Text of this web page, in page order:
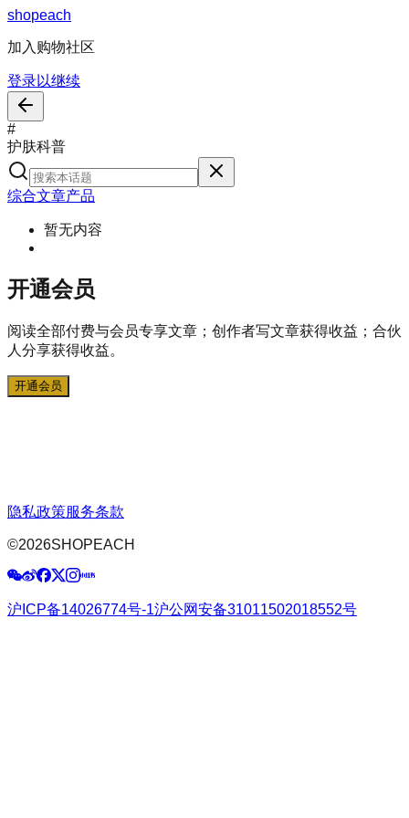
shopeach
加入购物社区
登录以继续
#
护肤科普
综合文章产品
暂无内容
开通会员
阅读全部付费与会员专享文章；创作者写文章获得收益；合伙
人分享获得收益。
开通会员
隐私政策服务条款
©2026SHOPEACH
沪ICP备14026774号-1沪公网安备31011502018552号